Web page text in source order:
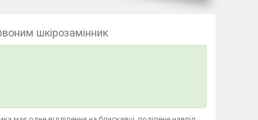
шкірозамінник